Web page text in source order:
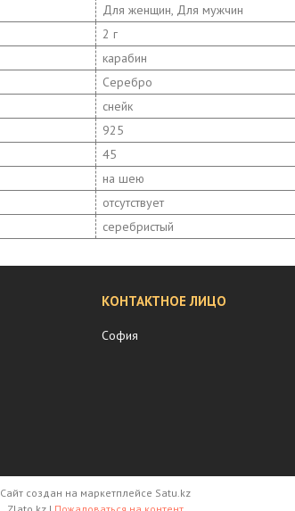
Для женщин, Для мужчин
2 г
карабин
Серебро
снейк
925
45
на шею
отсутствует
серебристый
София
Сайт создан на маркетплейсе Satu.kz